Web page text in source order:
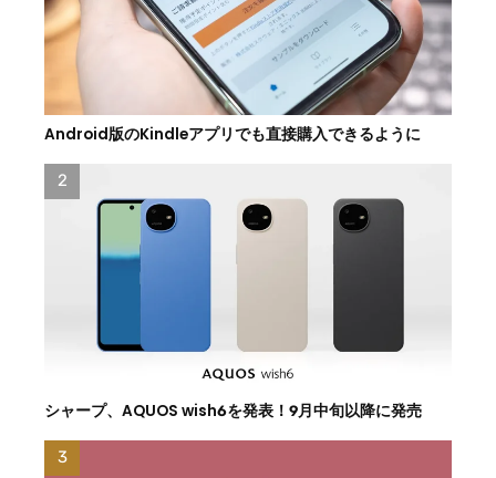
Android版のKindleアプリでも直接購入できるように
シャープ、AQUOS wish6を発表！9月中旬以降に発売